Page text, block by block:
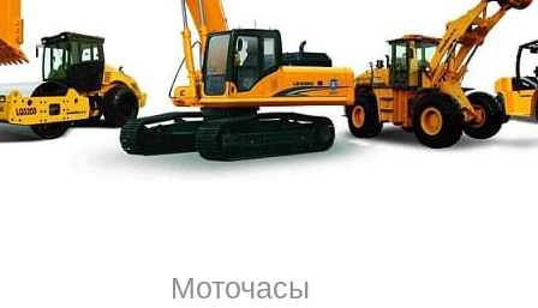
Моточасы
Эвакуатор прибудет, произведёт погрузку:
• в аварийной ситуации при поломках любого вида;
• в случае ДТП эвакуаторКурляндская улица
заказать;
• при отсутствии возможности управления
другой причине вызвать выгодно наш эвакуатор в
• для перевозки поломавшегося грузового